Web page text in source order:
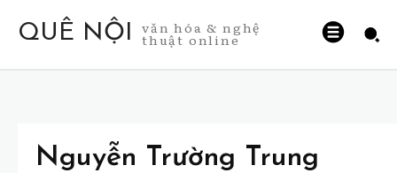
QUÊ NỘI văn hóa & nghệ
thuật online
Nguyễn Trường Trung